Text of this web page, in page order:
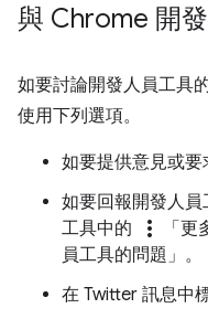
與 Chrome 開
如要討論開發人員工具
使用下列選項。
如要提供意見或
如要回報開發人
工具中的
more_vert 「更
員工具的問題」 。
在 Twitter 訊息中